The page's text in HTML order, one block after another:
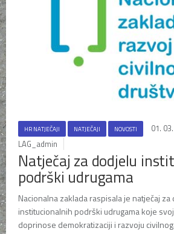
HR NATJEČAJI NATJEČAJI NOVOSTI 01.
LAG_admin
Natječaj za dodjelu
podrški udrugama
Nacionalna zaklada raspisala je natječaj za
institucionalnih podrški udrugama koje
doprinose demokratizaciji i razvoju